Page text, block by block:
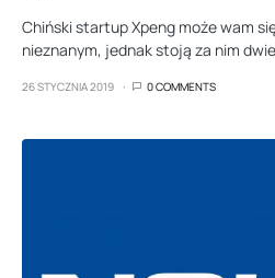
Chiński startup Xpeng może wam
nieznanym, jednak stoją za nim
26 STYCZNIA 2019 0 COMMENTS